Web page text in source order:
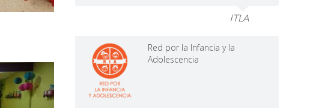
ITLA
Red por la Infancia y la
Adolescencia